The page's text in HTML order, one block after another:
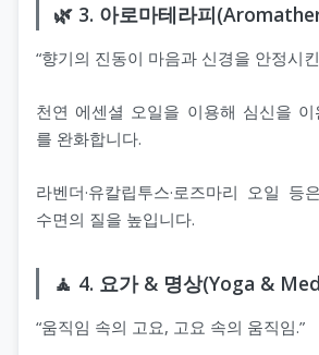
🌿 3. 아로마테라피
“향기의 진동이 마음과 신경을 안정시
천연 에센셜 오일을 이용해 심신을 이
를 완화합니다.
라벤더·유칼립투스·로즈마리 오일 등
수면의 질을 높입니다.
🧘 4. 요가 & 명상(Yoga &
“움직임 속의 고요, 고요 속의 움직임.”